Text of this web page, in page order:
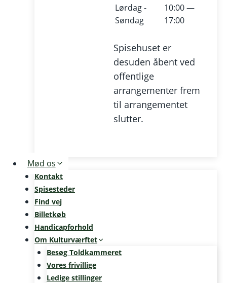
Lørdag -
Søndag
10:00 —
17:00
Spisehuset er
desuden åbent ved
offentlige
arrangementer frem
til arrangementet
slutter.
Mød os
Kontakt
Spisesteder
Find vej
Billetkøb
Handicapforhold
Om Kulturværftet
Besøg Toldkammeret
Vores frivillige
Ledige stillinger